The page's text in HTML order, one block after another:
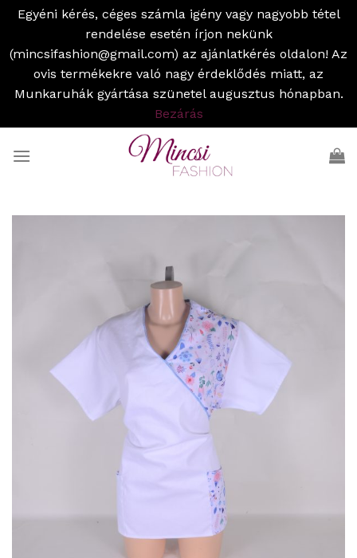
Egyéni kérés, céges számla igény vagy nagyobb tétel
rendelése esetén írjon nekünk
(mincsifashion@gmail.com) az ajánlatkérés oldalon! Az
ovis termékekre való nagy érdeklődés miatt, az
Munkaruhák gyártása szünetel augusztus hónapban.
Bezárás